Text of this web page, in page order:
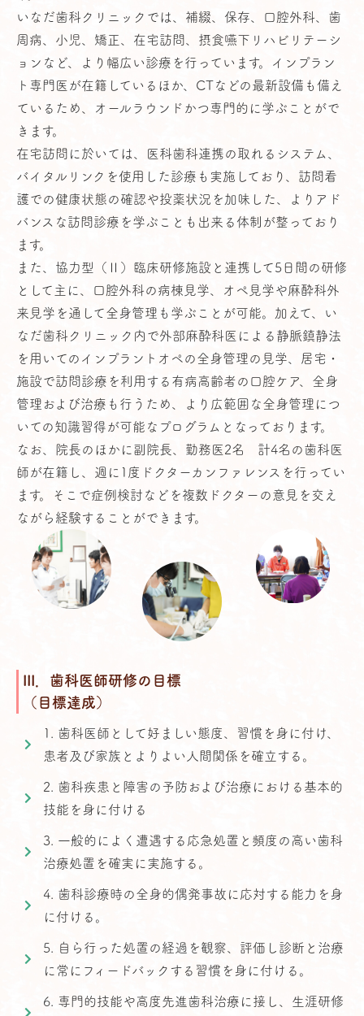
いなだ歯科クリニックでは、補綴、保存、口腔外科、歯
周病、小児、矯正、在宅訪問、摂食嚥下リハビリテーシ
ョンなど、より幅広い診療を行っています。インプラン
ト専門医が在籍しているほか、CTなどの最新設備も備え
ているため、オールラウンドかつ専門的に学ぶことがで
きます。
在宅訪問に於いては、医科歯科連携の取れるシステム、
バイタルリンクを使用した診療も実施しており、訪問看
護での健康状態の確認や投薬状況を加味した、よりアド
バンスな訪問診療を学ぶことも出来る体制が整っており
ます。
また、協力型（Ⅱ）臨床研修施設と連携して5日間の研修
として主に、口腔外科の病棟見学、オペ見学や麻酔科外
来見学を通して全身管理も学ぶことが可能。加えて、い
なだ歯科クリニック内で外部麻酔科医による静脈鎮静法
を用いてのインプラントオペの全身管理の見学、居宅・
施設で訪問診療を利用する有病高齢者の口腔ケア、全身
管理および治療も行うため、より広範囲な全身管理につ
いての知識習得が可能なプログラムとなっております。
なお、院長のほかに副院長、勤務医2名 計4名の歯科医
師が在籍し、週に1度ドクターカンファレンスを行ってい
ます。そこで症例検討などを複数ドクターの意見を交え
ながら経験することができます。
III．歯科医師研修の目標
（目標達成）
1. 歯科医師として好ましい態度、習慣を身に付け、
患者及び家族とよりよい人間関係を確立する。
2. 歯科疾患と障害の予防および治療における基本的
技能を身に付ける
3. 一般的によく遭遇する応急処置と頻度の高い歯科
治療処置を確実に実施する。
4. 歯科診療時の全身的偶発事故に応対する能力を身
に付ける。
5. 自ら行った処置の経過を観察、評価し診断と治療
に常にフィードバックする習慣を身に付ける。
6. 専門的技能や高度先進歯科治療に接し、生涯研修